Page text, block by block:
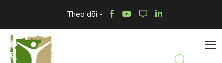
Theo dõi -